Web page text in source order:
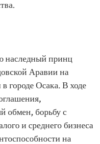
наследный принц
Аравии на
городе Осака. В ходе
обмен, борьбу с
и среднего бизнеса
на